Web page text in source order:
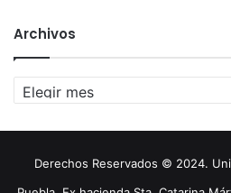
Archivos
Archivos
Derechos Reservados © 2024.